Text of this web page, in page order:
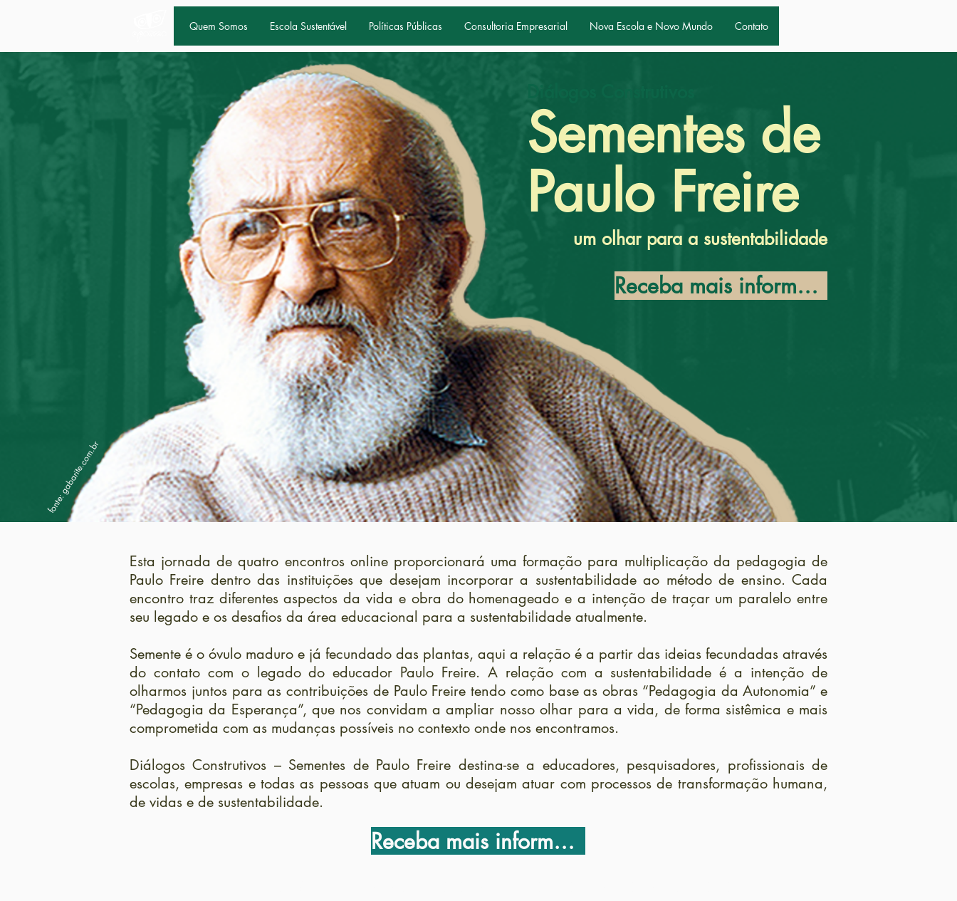
Quem Somos Escola Sustentável Políticas Públicas Consultoria Empresarial Nova Escola e Novo Mundo Contato
Sementes de
Paulo Freire
um olhar para a sustentabilidade
Receba mais informações
fonte: gabarite.com.br
Esta jornada de quatro encontros online proporcionará uma formação para multiplicação da pedagogia de
Paulo Freire dentro das instituições que desejam incorporar a sustentabilidade ao método de ensino. Cada
encontro traz diferentes aspectos da vida e obra do homenageado e a intenção de traçar um paralelo entre
seu legado e os desafios da área educacional para a sustentabilidade atualmente.
Semente é o óvulo maduro e já fecundado das plantas, aqui a relação é a partir das ideias fecundadas através
do contato com o legado do educador Paulo Freire. A relação com a sustentabilidade é a intenção de
olharmos juntos para as contribuições de Paulo Freire tendo como base as obras “Pedagogia da Autonomia” e
“Pedagogia da Esperança”, que nos convidam a ampliar nosso olhar para a vida, de forma sistêmica e mais
comprometida com as mudanças possíveis no contexto onde nos encontramos.
Diálogos Construtivos – Sementes de Paulo Freire destina-se a educadores, pesquisadores, profissionais de
escolas, empresas e todas as pessoas que atuam ou desejam atuar com processos de transformação humana,
de vidas e de sustentabilidade.
Receba mais informações